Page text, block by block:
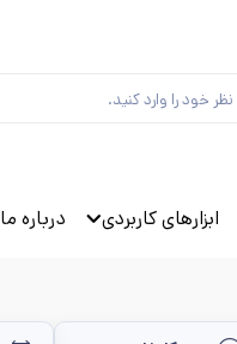
ابزارهای کاربردی درباره ما